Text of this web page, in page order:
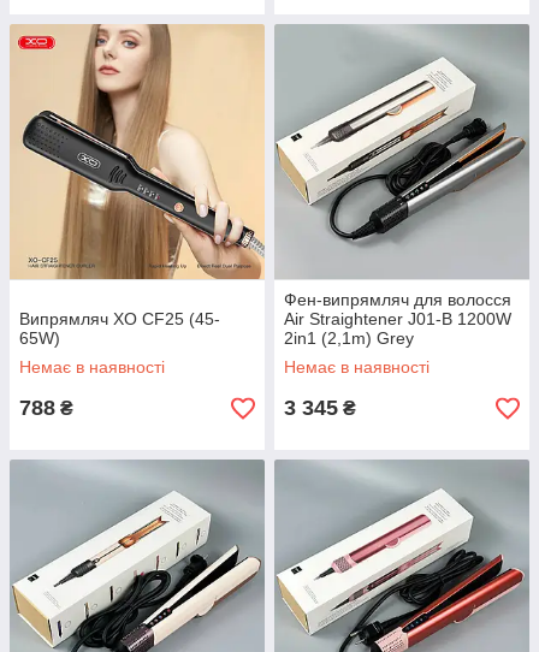
Випрямляч XO CF25 (45-
65W)
Немає в наявності
788 ₴
Фен-випрямляч для волосся
Air Straightener J01-B 1200W
2in1 (2,1m) Grey
Немає в наявності
3 345 ₴